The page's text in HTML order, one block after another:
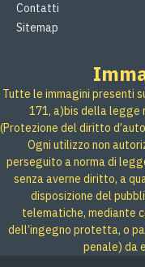
Contatti
Sitemap
Tutte le immagini presenti
171, a)bis della legge
(Protezione del diritto
Ogni utilizzo non
perseguito a norma di
senza averne diritto, a
disposizione del
telematiche, mediante
dell’ingegno protetta, o
penale) da